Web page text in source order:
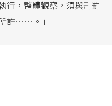
行，整體觀察，須與刑罰
許……。」